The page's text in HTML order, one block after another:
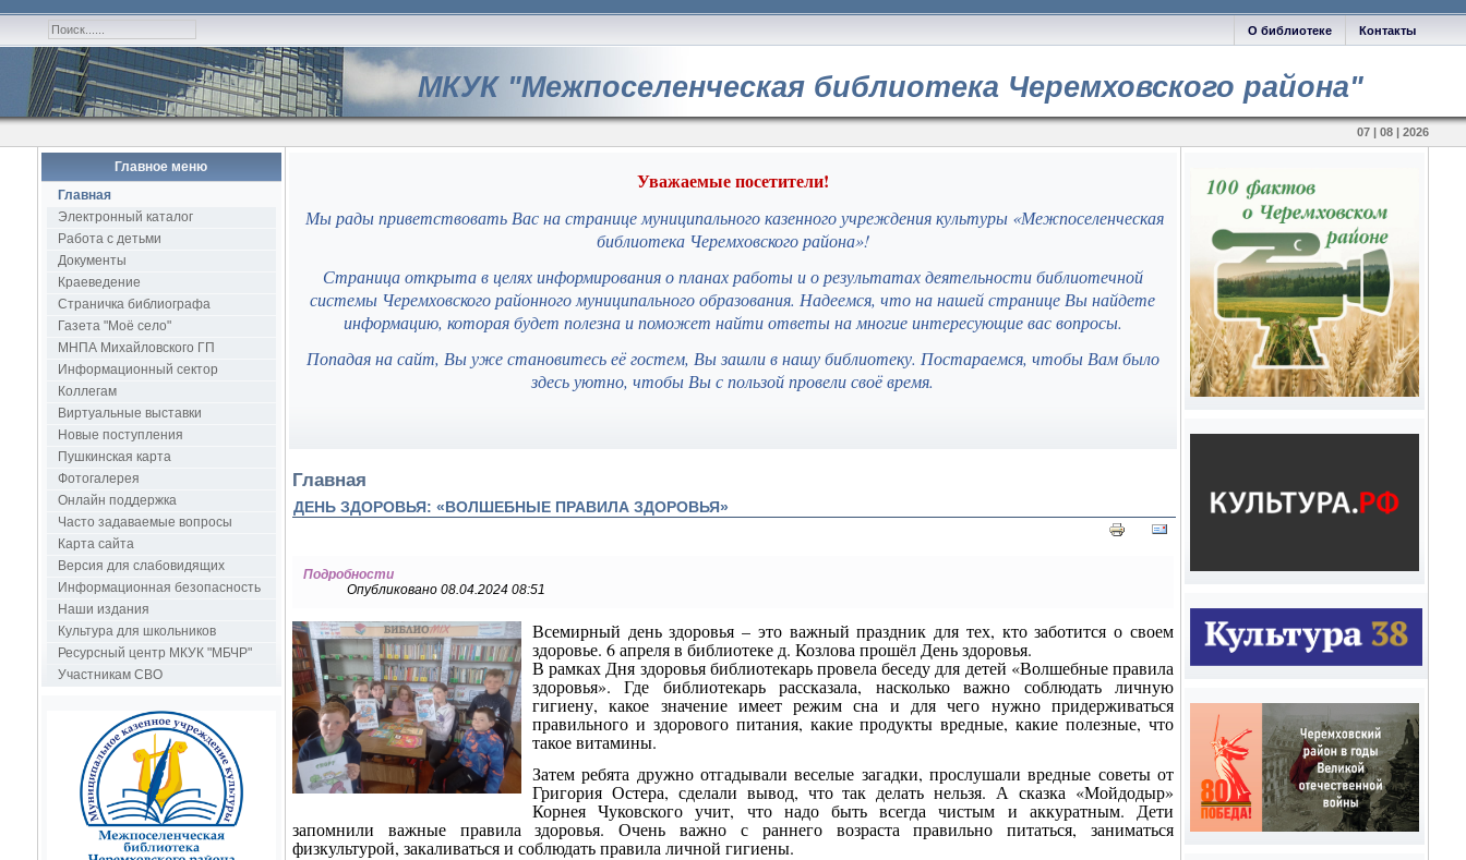
Контакты
О библиотеке
МКУК "Межпоселенческая библиотека Черемховского района"
07 | 08 | 2026
Главное меню
Главная
Электронный каталог
Работа с детьми
Документы
Краеведение
Страничка библиографа
Газета "Моё село"
МНПА Михайловского ГП
Информационный сектор
Коллегам
Виртуальные выставки
Новые поступления
Пушкинская карта
Фотогалерея
Онлайн поддержка
Часто задаваемые вопросы
Карта сайта
Версия для слабовидящих
Информационная безопасность
Наши издания
Культура для школьников
Ресурсный центр МКУК "МБЧР"
Участникам СВО
Уважаемые посетители!
Мы рады приветствовать Вас на странице муниципального казенного учреждения культуры «Межпоселенческая
библиотека Черемховского района»!
Страница открыта в целях информирования о планах работы и о результатах деятельности библиотечной
системы Черемховского районного муниципального образования. Надеемся, что на нашей странице Вы найдете
информацию, которая будет полезна и поможет найти ответы на многие интересующие вас вопросы.
Попадая на сайт, Вы уже становитесь её гостем, Вы зашли в нашу библиотеку. Постараемся, чтобы Вам было
здесь уютно, чтобы Вы с пользой провели своё время.
Главная
ДЕНЬ ЗДОРОВЬЯ: «ВОЛШЕБНЫЕ ПРАВИЛА ЗДОРОВЬЯ»
Подробности
Опубликовано 08.04.2024 08:51
Всемирный день здоровья – это важный праздник для тех, кто заботится о своем
здоровье. 6 апреля в библиотеке д. Козлова прошёл День здоровья.
В рамках Дня здоровья библиотекарь провела беседу для детей «Волшебные правила
здоровья». Где библиотекарь рассказала, насколько важно соблюдать личную
гигиену, какое значение имеет режим сна и для чего нужно придерживаться
правильного и здорового питания, какие продукты вредные, какие полезные, что
такое витамины.
Затем ребята дружно отгадывали веселые загадки, прослушали вредные советы от
Григория Остера, сделали вывод, что так делать нельзя. А сказка «Мойдодыр»
Корнея Чуковского учит, что надо быть всегда чистым и аккуратным. Дети
запомнили важные правила здоровья. Очень важно с раннего возраста правильно питаться, заниматься
физкультурой, закаливаться и соблюдать правила личной гигиены.